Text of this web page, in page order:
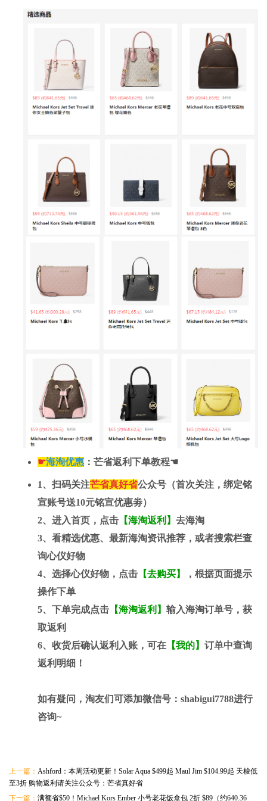
☛海淘优惠 ：芒省返利下单教程☚
1、扫码关注芒省真好省公众号（首次关注，绑定铭
宣账号送10元铭宣优惠劵）
2、进入首页，点击 【海淘返利】 去海淘
3、看精选优惠、最新海淘资讯推荐，或者搜索栏查
询心仪好物
4、选择心仪好物，点击 【去购买】
，根据页面提示
操作下单
5、下单完成点击 【海淘返利】 输入海淘订单号，获
取返利
6、收货后确认返利入账，可在 【我的】 订单中查询
返利明细！
如有疑问，淘友们可添加微信号： shabigui7788进行
咨询~
上一篇： Ashford：本周活动更新！Solar Aqua $499起 Maul Jim $104.99起 天梭低
至3折 购物返利请关注公众号：芒省真好省
下一篇： 满额省$50！Michael Kors Ember 小号老花饭盒包 2折 $89（约640.36